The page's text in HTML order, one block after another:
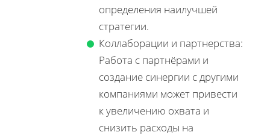
определения наилучшей
стратегии.
Коллаборации и партнерства:
Работа с партнёрами и
создание синергии с другими
компаниями может привести
к увеличению охвата и
снизить расходы на